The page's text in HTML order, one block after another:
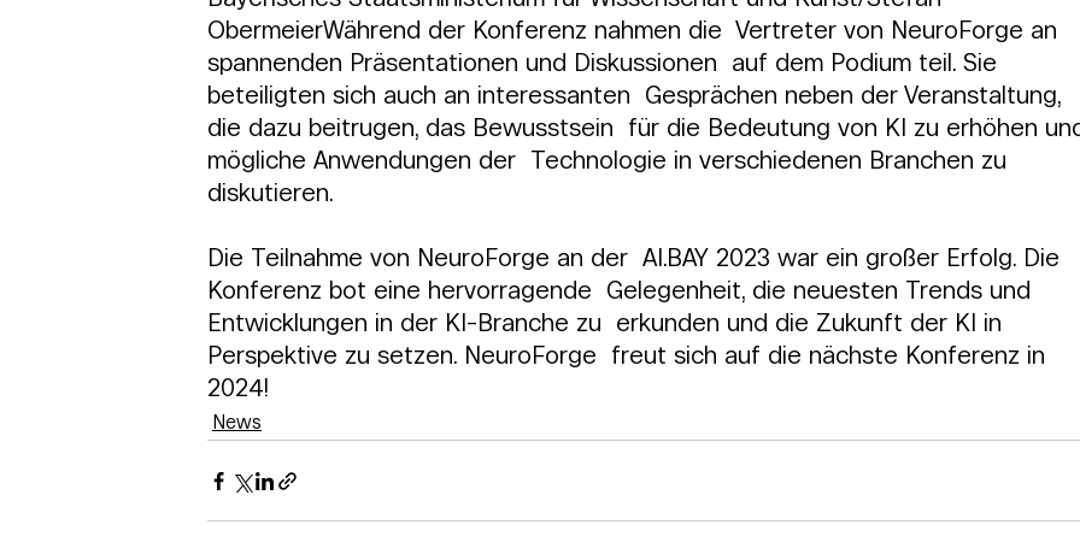
ObermeierWährend der Konferenz nahmen die  Vertreter von NeuroForge an
spannenden Präsentationen und Diskussionen  auf dem Podium teil. Sie
beteiligten sich auch an interessanten  Gesprächen neben der Veranstaltung,
die dazu beitrugen, das Bewusstsein  für die Bedeutung von KI zu erhöhen
mögliche Anwendungen der  Technologie in verschiedenen Branchen zu
diskutieren.
Die Teilnahme von NeuroForge an der  AI.BAY 2023 war ein großer Erfolg. Die
Konferenz bot eine hervorragende  Gelegenheit, die neuesten Trends und
Entwicklungen in der KI-Branche zu  erkunden und die Zukunft der KI in
Perspektive zu setzen. NeuroForge  freut sich auf die nächste Konferenz in
2024!
News